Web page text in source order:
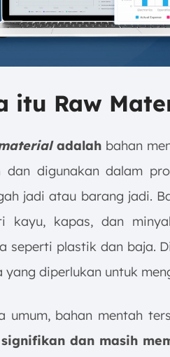
itu Raw
adalahbahan
dan digunakan dalam
jadi atau barang jadi.
kayu, kapas, dan
seperti plastik dan baja.
yang diperlukan untuk
umum, bahan mentah
dan masih